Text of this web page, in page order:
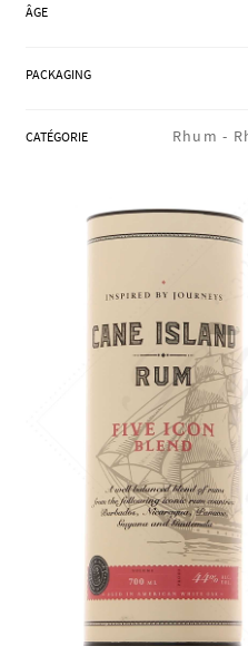
ÂGE
PACKAGING
CATÉGORIE Rhum -